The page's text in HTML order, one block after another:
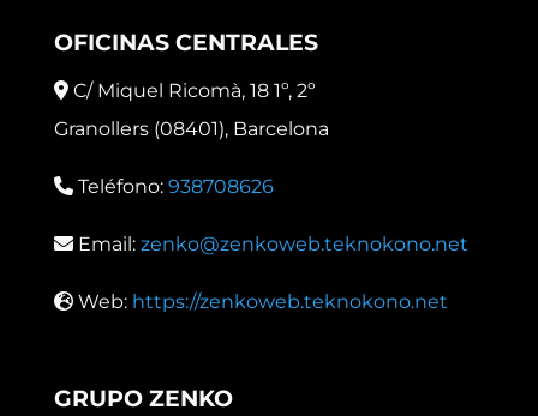
OFICINAS CENTRALES
C/ Miquel Ricomà, 18 1º, 2º
Granollers (08401), Barcelona
Teléfono: 938708626
Email: zenko@zenkoweb.teknokono.net
Web: https://zenkoweb.teknokono.net
GRUPO ZENKO